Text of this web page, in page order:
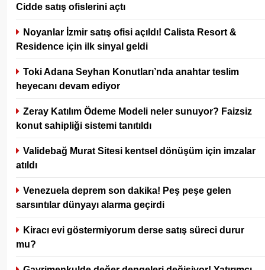
Cidde satış ofislerini açtı
Noyanlar İzmir satış ofisi açıldı! Calista Resort &
Residence için ilk sinyal geldi
Toki Adana Seyhan Konutları’nda anahtar teslim
heyecanı devam ediyor
Zeray Katılım Ödeme Modeli neler sunuyor? Faizsiz
konut sahipliği sistemi tanıtıldı
Validebağ Murat Sitesi kentsel dönüşüm için imzalar
atıldı
Venezuela deprem son dakika! Peş peşe gelen
sarsıntılar dünyayı alarma geçirdi
Kiracı evi göstermiyorum derse satış süreci durur
mu?